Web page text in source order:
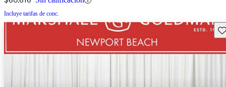
Incluye tarifas de conc.